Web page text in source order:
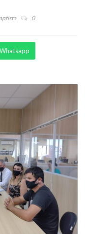
0
Whatsapp